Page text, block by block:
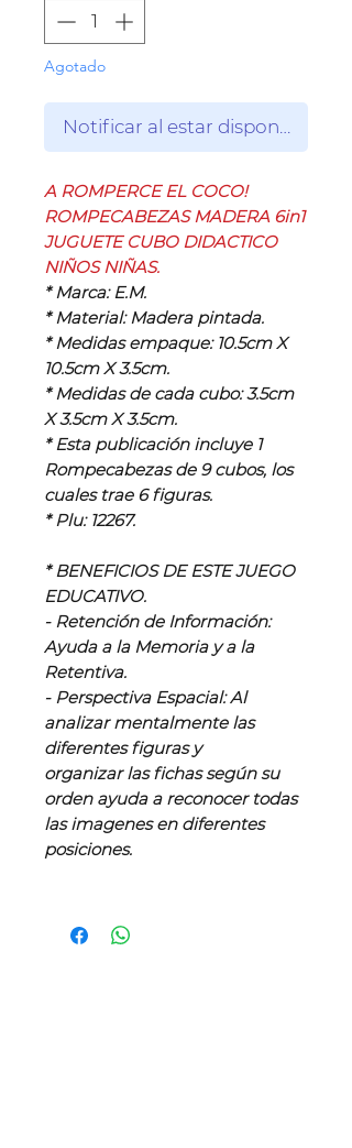
Agotado
Notificar al estar disponible
A ROMPERCE EL COCO!
ROMPECABEZAS MADERA 6in1
JUGUETE CUBO DIDACTICO
NIÑOS NIÑAS.
* Marca: E.M.
* Material: Madera pintada.
* Medidas empaque: 10.5cm X
10.5cm X 3.5cm.
* Medidas de cada cubo: 3.5cm
X 3.5cm X 3.5cm.
* Esta publicación incluye 1
Rompecabezas de 9 cubos, los
cuales trae 6 figuras.
* Plu: 12267.
* BENEFICIOS DE ESTE JUEGO
EDUCATIVO.
- Retención de Información:
Ayuda a la Memoria y a la
Retentiva.
- Perspectiva Espacial: Al
analizar mentalmente las
diferentes figuras y
organizar las fichas según su
orden ayuda a reconocer todas
las imagenes en diferentes
posiciones.